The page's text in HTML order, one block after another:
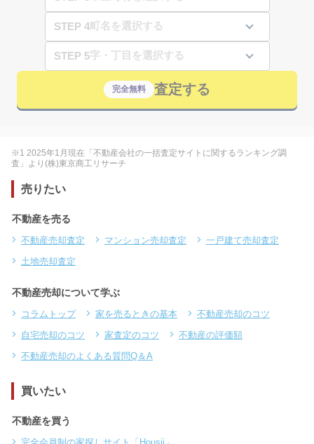
STEP 4
STEP 5
完全無料 査定する
※1 2025年1月現在「不動産会社の一括査定サイトに関するランキング調
査」より(株)東京商工リサーチ
売りたい
不動産を売る
不動産売却査定 マンション売却査定
一戸建て売却査定
土地売却査定
不動産売却について学ぶ
コラムトップ 家を売るときの基本
不動産売却のコツ
自宅売却のコツ
家査定のコツ
不動産の評価額
不動産売却のよくある質問Q＆A
買いたい
不動産を買う
完全会員制の家探しサイト「Housii」